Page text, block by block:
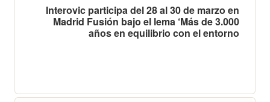
Interovic participa del 28 al 30 de marzo en
Madrid Fusión bajo el lema ‘Más de 3.000
años en equilibrio con el entorno